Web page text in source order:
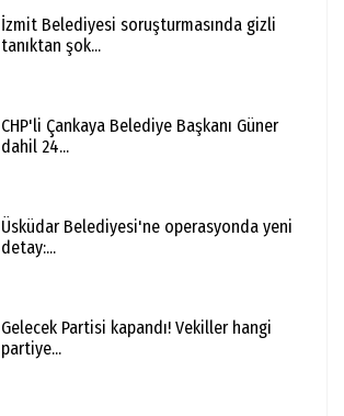
İzmit Belediyesi soruşturmasında gizli
tanıktan şok...
CHP'li Çankaya Belediye Başkanı Güner
dahil 24...
Üsküdar Belediyesi'ne operasyonda yeni
detay:...
Gelecek Partisi kapandı! Vekiller hangi
partiye...